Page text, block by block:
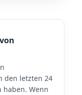
den letzten 24
haben. Wenn